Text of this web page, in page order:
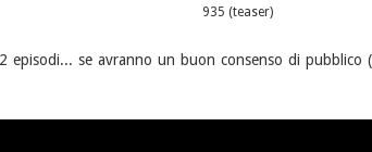
935 (teaser)
episodi... se avranno un buon consenso di pubblico